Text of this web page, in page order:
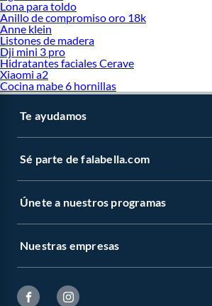
Lona para toldo
Anillo de compromiso oro 18k
Anne klein
Listones de madera
Dji mini 3 pro
Hidratantes faciales Cerave
Xiaomi a2
Cocina mabe 6 hornillas
Te ayudamos
Sé parte de falabella.com
Únete a nuestros programas
Nuestras empresas